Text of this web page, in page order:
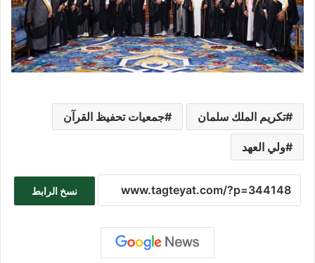
تكريم الملك سلمان جمعيات تحفيظ القرآن
ولي العهد
نسخ الرابط